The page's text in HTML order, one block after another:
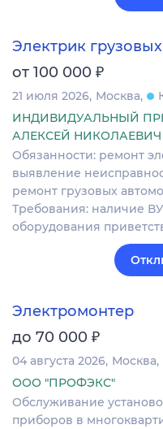
Электрик
от 100 000 ₽
21 июля 2026 Москва
ИНДИВИДУАЛЬНЫЙ
АЛЕКСЕЙ НИКОЛАЕВИЧ
Обязанности: ремонт
выявление
ремонт грузовых
Требования: наличие
оборудования
Электромонтер
до 70 000 ₽
04 августа 2026 Москва
ООО "ПРОФЭКС"
Обслуживание
приборов в